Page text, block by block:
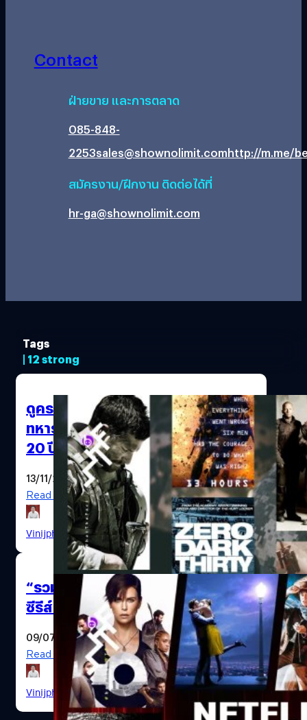
Contact
ฝ่ายขาย และการตลาด
085-848-
2253sales@shownolimit.comhttp://m.me/
สมัครงาน/ฝึกงาน ติดต่อได้ที่
hr-ga@shownolimit.com
Tags
| 12 strong
Military Operation Movies
ดูครบหรือยัง? 15 หนังปฏิบัติการทาง
ทหารจากเรื่องจริง “สุดมัน” ในรอบ
20 ปี
13/11/2020
Read More
Vinijphat Kanyapong| 2096 days ago
“รวมของน่าดู” เดือนกรกฎาคม: หนัง-
ซีรีส์ NETFLIX ทั้งเก่าและใหม่
09/07/2020
Read More
Vinijphat Kanyapong| 2223 days ago